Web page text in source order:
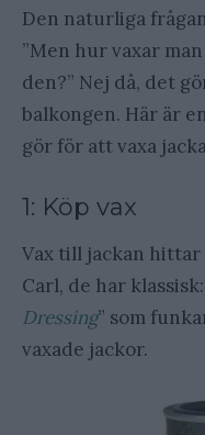
Den naturliga
”Men hur vaxar
den?” Nej då, det
balkongen. Här är
gör för att vaxa
1: Köp vax
Vax till jackan hittar
Carl, de har klassisk:
Dressing” som
vaxade jackor.